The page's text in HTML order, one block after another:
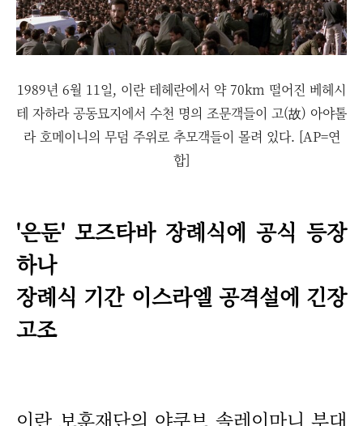
1989년 6월 11일, 이란 테헤란에서 약 70km 떨어진 베헤시
테 자하라 공동묘지에서 수천 명의 조문객들이 고(故) 아야톨
라 호메이니의 무덤 주위로 추모객들이 몰려 있다. [AP=연
합]
'은둔' 모즈타바 장례식에 공식 등장
하나
장례식 기간 이스라엘 공격설에 긴장
고조
이란 보훈재단의 야쿠브 솔레이마니 부대